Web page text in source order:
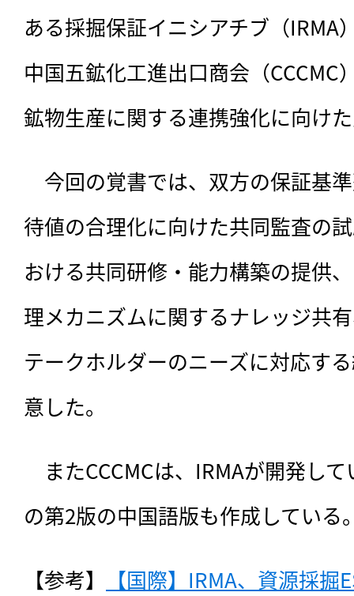
ある採掘保証イニシアチブ（IRMA
中国五鉱化工進出口商会（CCCMC
鉱物生産に関する連携強化に向け
今回の覚書では、双方の保証基
待値の合理化に向けた共同監査の
おける共同研修・能力構築の提供
理メカニズムに関するナレッジ共
テークホルダーのニーズに対応す
意した。
またCCCMCは、IRMAが開発し
の第2版の中国語版も作成している
【参考】
【国際】IRMA、資源採